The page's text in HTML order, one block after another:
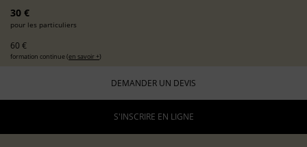
30 €
pour les particuliers
60 €
formation continue (en savoir +)
DEMANDER UN DEVIS
S'INSCRIRE EN LIGNE